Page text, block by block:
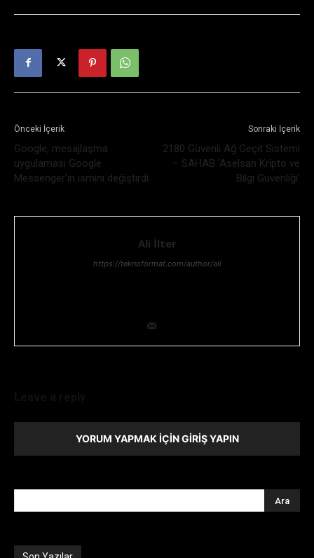
Önceki İçerik
Google, mesajlaşma
uygulaması Google
Messenger’ın ismini değiştirdi
Sonraki İçerik
2180 Güvenli Ağ Geçit Sistemi
– SAHAB ‘Aselsan Kripto ve
Bilgi Güvenliği’
Ali İlter
https://teknoformat.com/author/ali
YORUM YAPMAK İÇIN GIRIŞ YAPIN